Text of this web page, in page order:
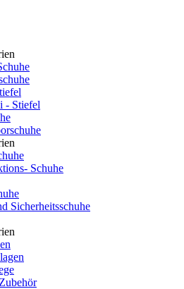
- Stiefel
Schuhe
Sicherheitsschuhe